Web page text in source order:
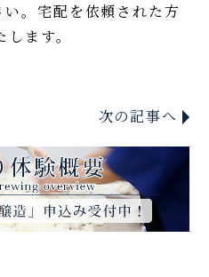
。宅配を依頼された方
ます。
次の記事へ